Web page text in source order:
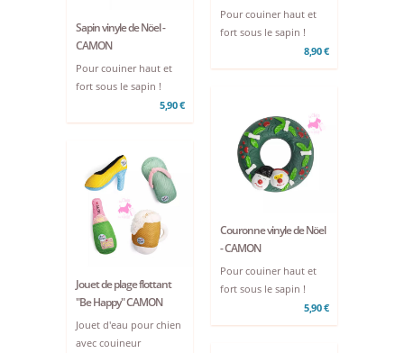
Pour couiner haut et
fort sous le sapin !
8,90 €
Sapin vinyle de Nöel -
CAMON
Pour couiner haut et
fort sous le sapin !
5,90 €
Couronne vinyle de Nöel
- CAMON
Pour couiner haut et
fort sous le sapin !
5,90 €
Jouet de plage flottant
"Be Happy" CAMON
Jouet d'eau pour chien
avec couineur